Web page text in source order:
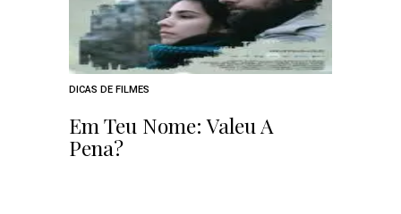
DICAS DE FILMES
Em Teu Nome: Valeu A
Pena?